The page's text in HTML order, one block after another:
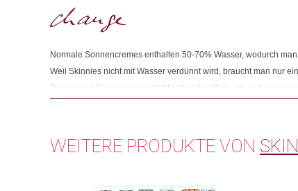
Normale Sonnencremes enthalten 50-70% Wasser, wodurch
Weil Skinnies nicht mit Wasser verdünnt wird, braucht man nur
Die vegane Sonnencreme zieht sehr schnell ein, ist weder
rezyklierbare Verpackungsmaterialien. Skinnies erweitert ihr
Beauty-Bereich.
WEITERE PRODUKTE VON